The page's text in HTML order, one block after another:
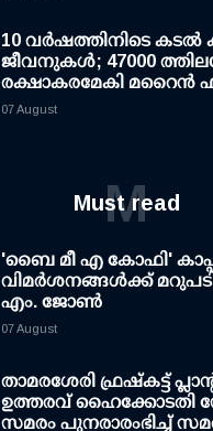
10 വര്‍ഷത്തിനിടെ കടല്‍
ജീവനുകള്‍; 47000
രക്ഷാകരമേകി മറൈന്‍
07 August
Must read
M
'ബൈ മീ എ കോഫി'
വിമര്‍ശനങ്ങള്‍ക്ക്
എം. ജോണ്‍
07 August
താമരശേരി ഫ്രഷ്കട്ട്
ഉത്തരവ് ഹൈക്കോടതി
സമരം പുനരാരംഭിച്ച്